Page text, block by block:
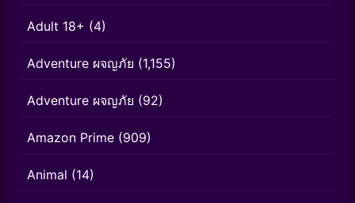
Adult 18+ (4)
Adventure ผจญภัย (1,155)
Adventure ผจญภัย (92)
Amazon Prime (909)
Animal (14)